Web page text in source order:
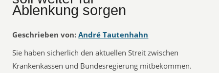
Ablenkung sorgen
Geschrieben von: André Tautenhahn
Sie haben sicherlich den aktuellen Streit zwischen
Krankenkassen und Bundesregierung mitbekommen.